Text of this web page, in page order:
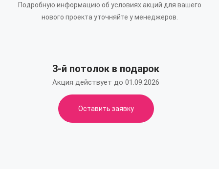
Подробную информацию об условиях акций для вашего
нового проекта уточняйте у менеджеров.
3-й потолок в подарок
Акция действует до 01.09.2026
Оставить заявку